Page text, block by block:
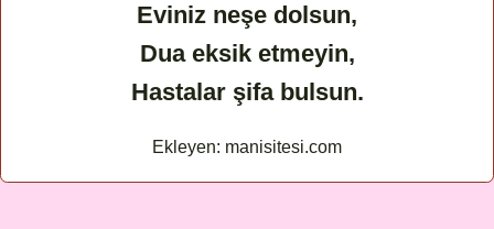
Eviniz neşe dolsun,
Dua eksik etmeyin,
Hastalar şifa bulsun.
Ekleyen: manisitesi.com